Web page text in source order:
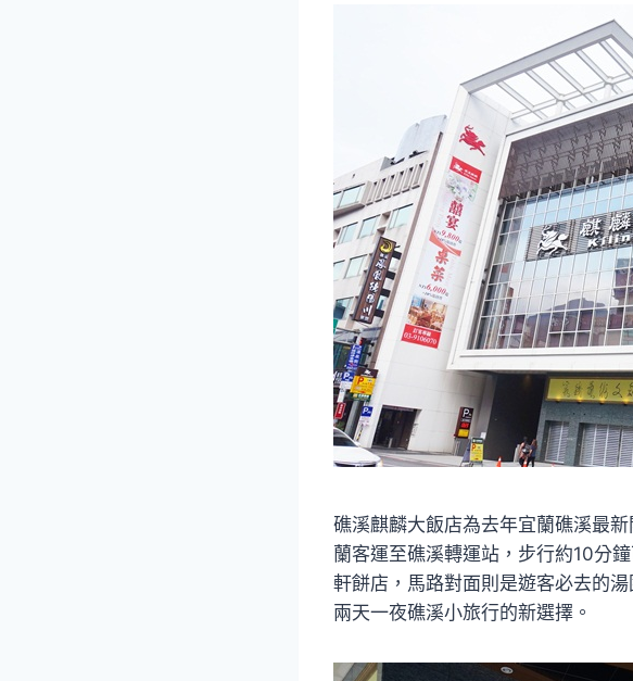
礁溪麒麟大飯店為去年宜蘭礁溪最
蘭客運至礁溪轉運站，步行約10分
軒餅店，馬路對面則是遊客必去的
兩天一夜礁溪小旅行的新選擇。